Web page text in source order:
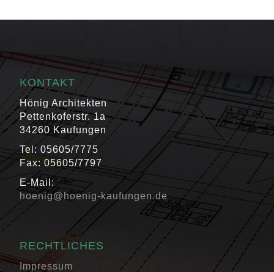
KONTAKT
Hönig Architekten
Pettenkoferstr. 1a
34260 Kaufungen
Tel: 05605/7775
Fax: 05605/7797
E-Mail:
hoenig@hoenig-kaufungen.de
RECHTLICHES
Impressum